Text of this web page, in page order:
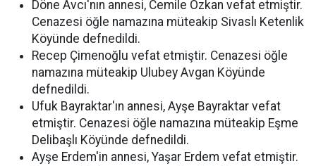
Döne Avcı'nın annesi, Cemile Özkan vefat etmiştir.
Cenazesi öğle namazına müteakip Sivaslı Ketenlik
Köyünde defnedildi.
Recep Çimenoğlu vefat etmiştir. Cenazesi öğle
namazına müteakip Ulubey Avgan Köyünde
defnedildi.
Ufuk Bayraktar'ın annesi, Ayşe Bayraktar vefat
etmiştir. Cenazesi öğle namazına müteakip Eşme
Delibaşlı Köyünde defnedildi.
Ayşe Erdem'in annesi, Yaşar Erdem vefat etmiştir.